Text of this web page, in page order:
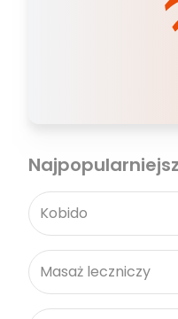
Kobido
Masaż leczniczy